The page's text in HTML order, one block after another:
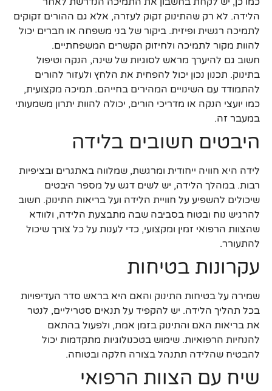
הלידה. לא רק שהתינוק זקוק לעזרה, אלא גם ההורים זקוקים
לתמיכה רגשית ופיזית. ביקור של בני משפחה או חברים יכול
להוות מקור לתמיכה ולחיזוק הקשרים המשפחתיים.
חשוב גם להיערך מראש לסוגיות של שינה, הנקה וטיפול
בתינוק. תכנון נכון יכול להפחית את הלחץ ולעזור להורים
להתמודד עם השינויים המהירים בחייהם. תמיכה מקצועית,
כמו יועצי הנקה או מדריכי הורים, יכולה להוות יתרון משמעותי
במעבר זה.
היבטים חשובים בלידה
לידה היא חוויה ייחודית ומרגשת, שמלווה באתגרים ובציפיות
רבות. במהלך הלידה, יש לשים דגש על מספר היבטים
שיכולים להשפיע על חוויית הלידה ועל בריאות התינוק. חשוב
להרגיש נוח ובטוח בסביבה שבה מתבצעת הלידה, ולוודא
שהצוות הרפואי זמין ומקצועי, כדי לענות על כל צורך שיכול
להתעורר.
עקרונות בטיחות
שמירה על בטיחות התינוק והאם היא בראש סדר העדיפויות
בכל תהליך הלידה. יש להקפיד על תנאים סטריליים, לנטר
את בריאות האם והתינוק בזמן אמת, ולפעול בהתאם
להנחיות הרפואיות. שימוש בטכנולוגיות מתקדמות יכול
להבטיח שהלידה תתנהל בצורה חלקה ובטוחה.
שיח עם הצוות הרפואי